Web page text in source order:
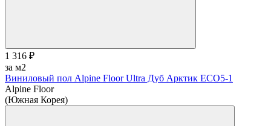
1 316 ₽
за м2
Виниловый пол Alpine Floor Ultra Дуб Арктик ЕСО5-1
Alpine Floor
(Южная Корея)